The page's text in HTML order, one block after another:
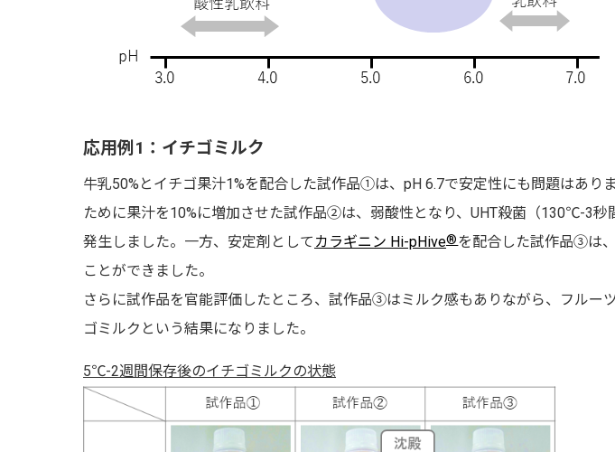
応用例1：イチゴミルク
牛乳50%とイチゴ果汁1%を配合した試作品①は、pH 6.7で安定性にも問題はあり
ために果汁を10%に増加させた試作品②は、弱酸性となり、UHT殺菌（130℃-3秒
発生しました。一方、安定剤として カラギニン Hi-pHive®を配合した試作品③は
ことができました。
さらに試作品を官能評価したところ、試作品③はミルク感もありながら、フルー
ゴミルクという結果になりました。
5℃-2週間保存後のイチゴミルクの状態